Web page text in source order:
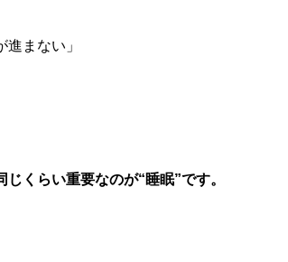
まない」
くらい重要なのが“睡眠”です。